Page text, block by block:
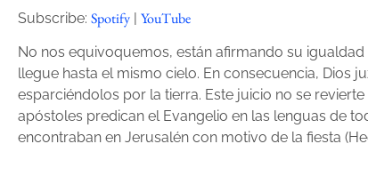
Spotify
RSS FEED
SHARE
LINK
EMBED
Subscribe: Spotify | YouTube
No nos equivoquemos, están afirmando su
llegue hasta el mismo cielo. En consecuencia, Dios
esparciéndolos por la tierra. Este juicio no se
apóstoles predican el Evangelio en las lenguas de
encontraban en Jerusalén con motivo de la fiesta